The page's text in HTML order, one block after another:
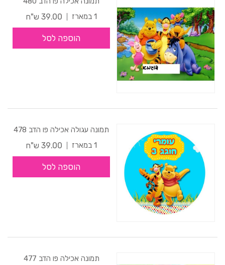
1 במארז
39.00 ש"ח
הוספה לסל
תמונה עגולה אכילה פו הדב 478
1 במארז
39.00 ש"ח
הוספה לסל
תמונה אכילה פו הדב 477